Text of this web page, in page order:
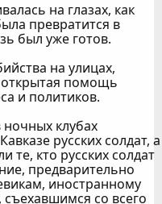
на глазах, как
превратится в
был уже готов.
на улицах,
открытая помощь
и политиков.
клубах
русских солдат, а
те, кто русских солдат
предварительно
иностранному
со всего